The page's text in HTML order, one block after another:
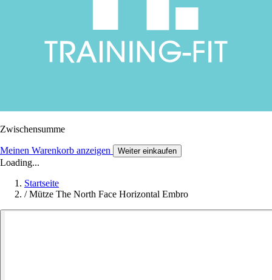
Zwischensumme
Meinen Warenkorb anzeigen Weiter einkaufen
Loading...
Startseite
/ Mütze The North Face Horizontal Embro